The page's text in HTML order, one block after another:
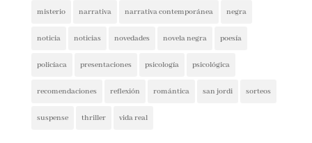
espionaje ferias del libro festivales ficción
ficción histórica firmas ganadores histórica humor
intriga lectura conjunta misterio narrativa
narrativa contemporánea negra noticia noticias
novedades novela negra poesía